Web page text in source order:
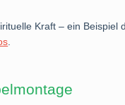
Kraft – ein Beispiel